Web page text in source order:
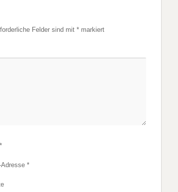
Felder sind mit * markiert
*
Adresse *